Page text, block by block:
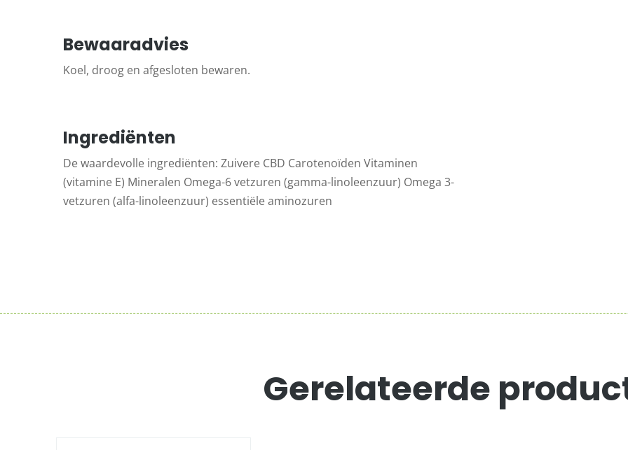
Bewaaradvies
Koel, droog en afgesloten bewaren.
Ingrediënten
De waardevolle ingrediënten: Zuivere CBD Carotenoïden Vitaminen
(vitamine E) Mineralen Omega-6 vetzuren (gamma-linoleenzuur) Omega 3-
vetzuren (alfa-linoleenzuur) essentiële aminozuren
Gerelateerde